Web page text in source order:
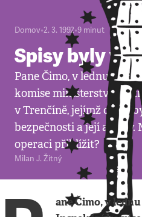
Domov•2. 3. 1992•9 minut
Spisy byly v
Pane Čimo, v lednu
komise ministerstva
v Trenčíně, jejímž cílem
bezpečnosti a její archiv.
operaci přiblížit?
Milan J. Žitný
ane Čimo, v